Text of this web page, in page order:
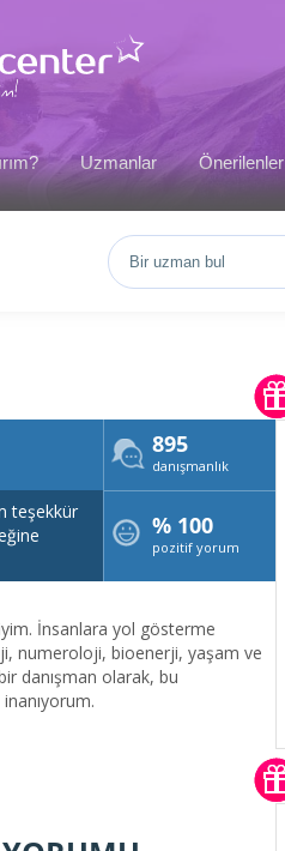
Uzmanlar Önerilenler
895
danışmanlık
teşekkür
% 100
pozitif yorum
İnsanlara yol gösterme
numeroloji, bioenerji, yaşam ve
danışman olarak, bu